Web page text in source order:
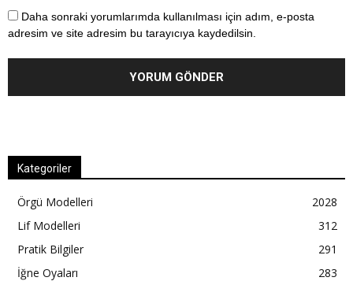
Daha sonraki yorumlarımda kullanılması için adım, e-posta
adresim ve site adresim bu tarayıcıya kaydedilsin.
Kategoriler
Örgü Modelleri
2028
Lif Modelleri
312
Pratik Bilgiler
291
İğne Oyaları
283